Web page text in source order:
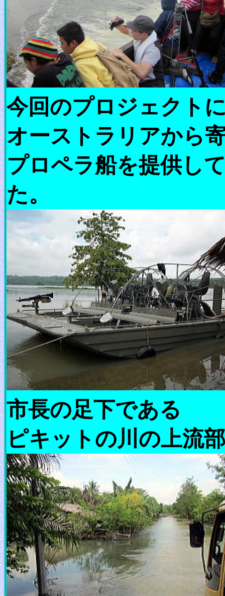
今回のプロジェクト
オーストラリアから
プロペラ船を提供し
た。
市長の足下である
ピキットの川の上流